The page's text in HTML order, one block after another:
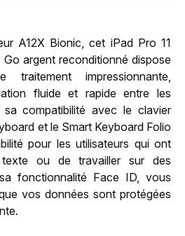
A12X Bionic, cet iPad Pro 11
argent reconditionné dispose
impressionnante,
fluide et rapide entre les
sa compatibilité avec le clavier
et le Smart Keyboard Folio
pour les utilisateurs qui ont
ou de travailler sur des
fonctionnalité Face ID, vous
vos données sont protégées